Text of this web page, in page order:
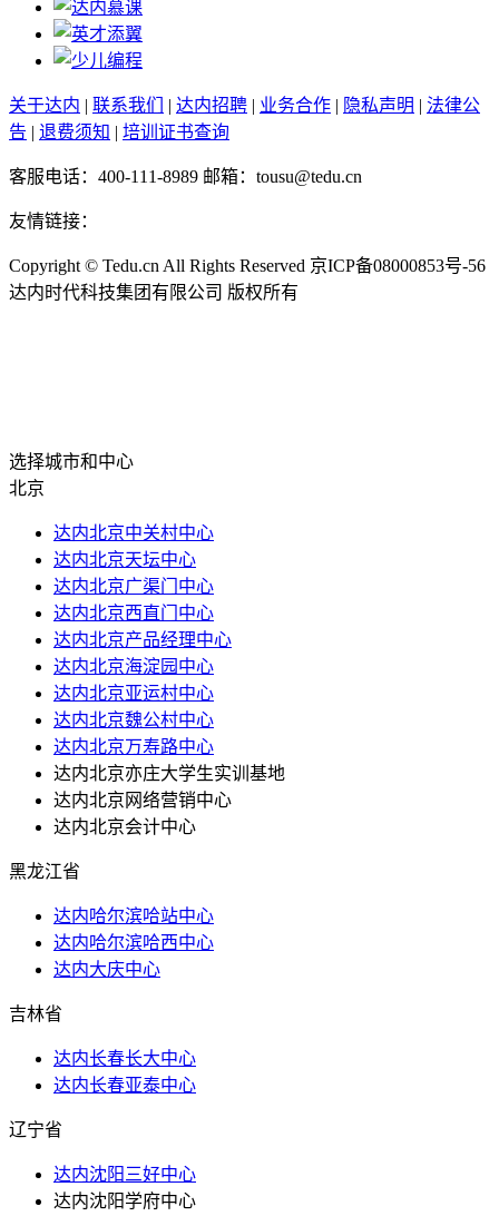
关于达内 | 联系我们 | 达内招聘 | 业务合作 | 隐私声明 | 法律公
告 | 退费须知 | 培训证书查询
客服电话：400-111-8989 邮箱：tousu@tedu.cn
友情链接：
Copyright © Tedu.cn All Rights Reserved 京ICP备08000853号-56
达内时代科技集团有限公司 版权所有
选择城市和中心
北京
达内北京中关村中心
达内北京天坛中心
达内北京广渠门中心
达内北京西直门中心
达内北京产品经理中心
达内北京海淀园中心
达内北京亚运村中心
达内北京魏公村中心
达内北京万寿路中心
达内北京亦庄大学生实训基地
达内北京网络营销中心
达内北京会计中心
黑龙江省
达内哈尔滨哈站中心
达内哈尔滨哈西中心
达内大庆中心
吉林省
达内长春长大中心
达内长春亚泰中心
辽宁省
达内沈阳三好中心
达内沈阳学府中心